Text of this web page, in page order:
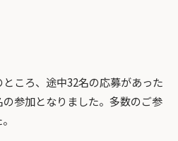
ころ、途中32名の応募があった
参加となりました。多数のご参